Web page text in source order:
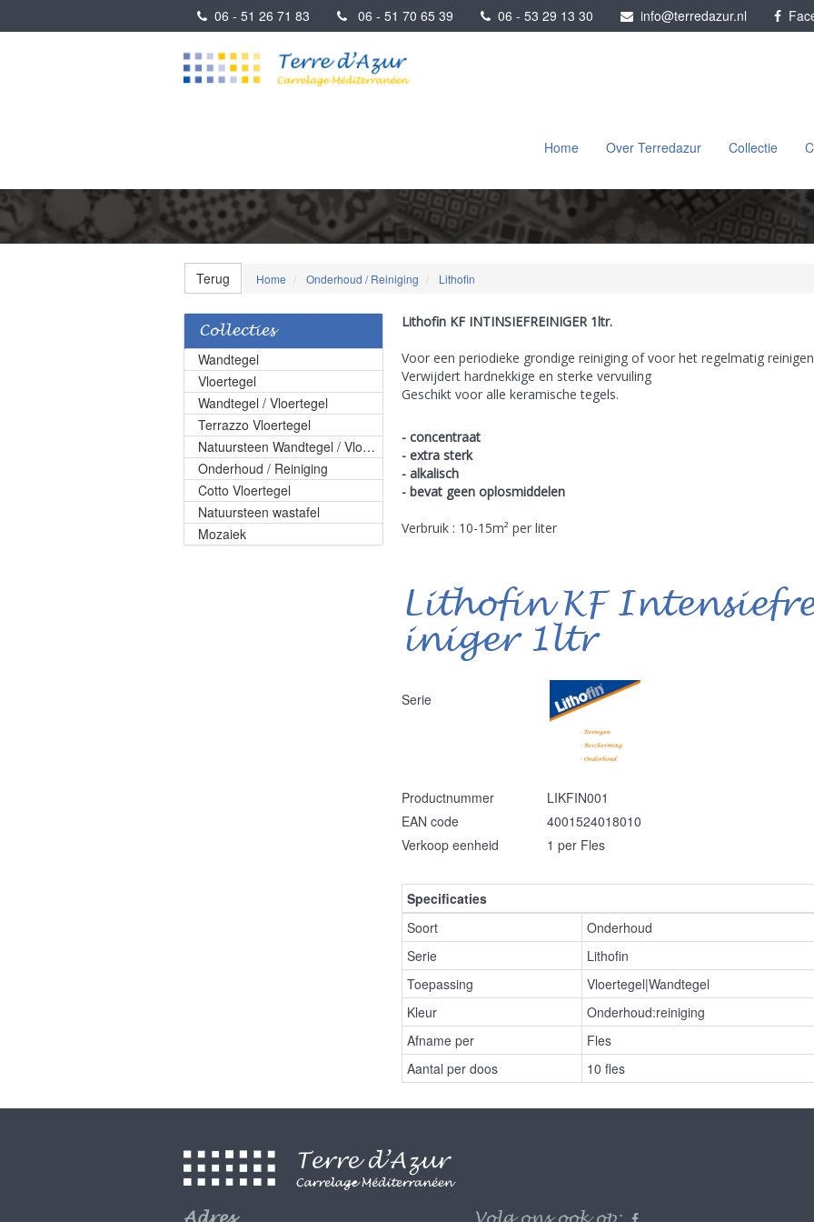
06 - 51 26 71 83 06 - 51 70 65 39 06 - 53 29 13 30 info@terredazur.nl
Home Over Terredazur Collectie
Terug Home Onderhoud / Reiniging Lithofin
Collecties
Wandtegel
Vloertegel
Wandtegel / Vloertegel
Terrazzo Vloertegel
Natuursteen Wandtegel / Vloertegel
Onderhoud / Reiniging
Cotto Vloertegel
Natuursteen wastafel
Mozaiek
Lithofin KF INTINSIEFREINIGER 1ltr.
Voor een periodieke grondige reiniging of voor het regelmatig
Verwijdert hardnekkige en sterke vervuiling
Geschikt voor alle keramische tegels.
- concentraat
- extra sterk
- alkalisch
- bevat geen oplosmiddelen
Verbruik : 10-15m² per liter
Lithofin KF
iniger 1ltr
Serie
Productnummer
LIKFIN001
EAN code
4001524018010
Verkoop eenheid
1 per Fles
Specificaties
Soort
Onderhoud
Serie
Lithofin
Toepassing
Vloertegel|Wandtegel
Kleur
Onderhoud:reiniging
Afname per
Fles
Aantal per doos
10 fles